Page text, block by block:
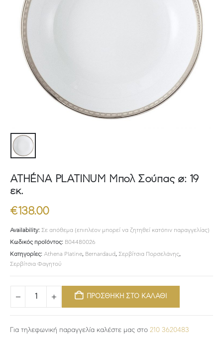
ATHÉNA PLATINUM Μπολ Σούπας ø: 19
εκ.
€138.00
Availability: Σε απόθεμα (επιπλέον μπορεί να ζητηθεί κατόπιν παραγγελίας)
Κωδικός προϊόντος: B04480026
Κατηγορίες: Athena Platine, Bernardaud, Σερβίτσια Πορσελάνης,
Σερβίτσια Φαγητού
ΠΡΟΣΘΗΚΗ ΣΤΟ ΚΑΛΑΘΙ
Για τηλεφωνική παραγγελία καλέστε μας στο 210 3620483